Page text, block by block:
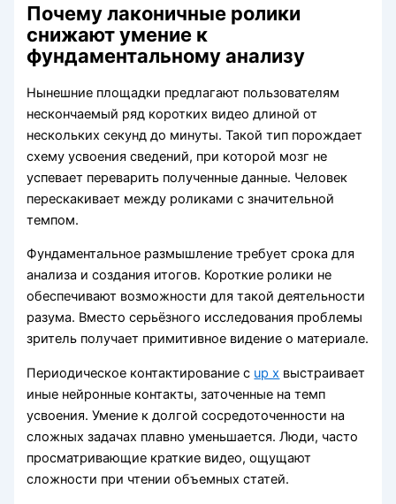
Почему лаконичные ролики
снижают умение к
фундаментальному анализу
Нынешние площадки предлагают пользователям
нескончаемый ряд коротких видео длиной от
нескольких секунд до минуты. Такой тип порождает
схему усвоения сведений, при которой мозг не
успевает переварить полученные данные. Человек
перескакивает между роликами с значительной
темпом.
Фундаментальное размышление требует срока для
анализа и создания итогов. Короткие ролики не
обеспечивают возможности для такой деятельности
разума. Вместо серьёзного исследования проблемы
зритель получает примитивное видение о материале.
Периодическое контактирование с up x выстраивает
иные нейронные контакты, заточенные на темп
усвоения. Умение к долгой сосредоточенности на
сложных задачах плавно уменьшается. Люди, часто
просматривающие краткие видео, ощущают
сложности при чтении объемных статей.